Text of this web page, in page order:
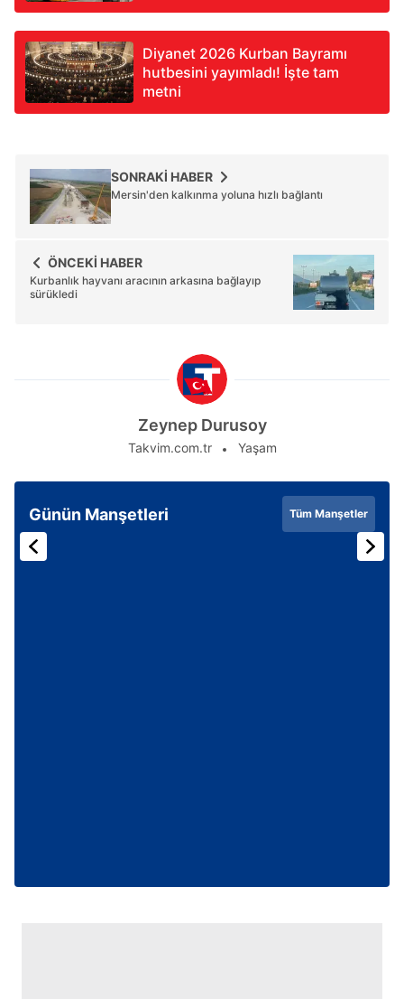
Diyanet 2026 Kurban Bayramı
hutbesini yayımladı! İşte tam
metni
SONRAKİ HABER
Mersin'den kalkınma yoluna hızlı bağlantı
ÖNCEKİ HABER
Kurbanlık hayvanı aracının arkasına bağlayıp
sürükledi
Zeynep Durusoy
Takvim.com.tr Yaşam
Günün Manşetleri Tüm Manşetler